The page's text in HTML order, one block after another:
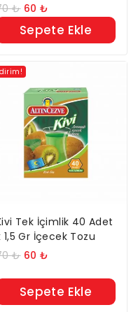
₺ 60₺
Sepete Ekle
Tek İçimlik 40 Adet
1,5 Gr İçecek Tozu
₺ 60₺
Sepete Ekle